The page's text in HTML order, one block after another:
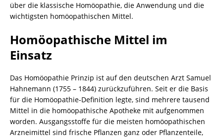
über die klassische Homöopathie, die Anwendung und die
wichtigsten homöopathischen Mittel.
Homöopathische Mittel im
Einsatz
Das Homöopathie Prinzip ist auf den deutschen Arzt Samuel
Hahnemann (1755 – 1844) zurückzuführen. Seit er die Basis
für die Homöopathie-Definition legte, sind mehrere tausend
Mittel in die homöopathische Apotheke mit aufgenommen
worden. Ausgangsstoffe für die meisten homöopathischen
Arzneimittel sind frische Pflanzen ganz oder Pflanzenteile,